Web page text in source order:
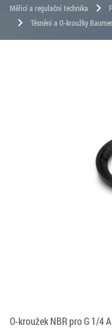
Měřicí a regulační technika chevron_right
chevron_right Těsnění a O-kroužky Baumer
O-kroužek NBR pro G 1/4